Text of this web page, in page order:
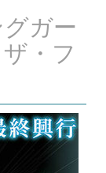
ガー
・フ